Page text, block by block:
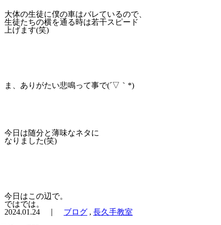
大体の生徒に僕の車はバレているので、
生徒たちの横を通る時は若干スピード
上げます(笑)
ま、ありがたい悲鳴って事で(´▽｀*)
今日は随分と薄味なネタに
なりました(笑)
今日はこの辺で。
ではでは。
2024.01.24 ｜ ブログ, 長久手教室